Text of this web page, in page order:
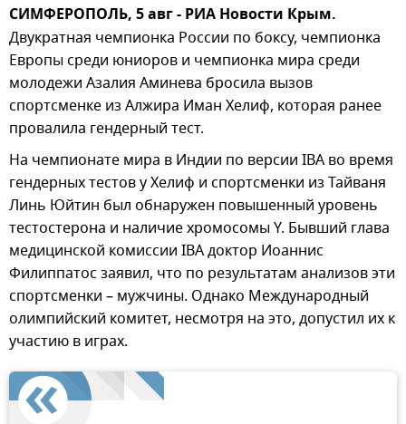
СИМФЕРОПОЛЬ, 5 авг - РИА Новости Крым.
Двукратная чемпионка России по боксу, чемпионка
Европы среди юниоров и чемпионка мира среди
молодежи Азалия Аминева бросила вызов
спортсменке из Алжира Иман Хелиф, которая ранее
провалила гендерный тест.
На чемпионате мира в Индии по версии IBA во время
гендерных тестов у Хелиф и спортсменки из Тайваня
Линь Юйтин был обнаружен повышенный уровень
тестостерона и наличие хромосомы Y. Бывший глава
медицинской комиссии IBA доктор Иоаннис
Филиппатос заявил, что по результатам анализов эти
спортсменки – мужчины. Однако Международный
олимпийский комитет, несмотря на это, допустил их к
участию в играх.